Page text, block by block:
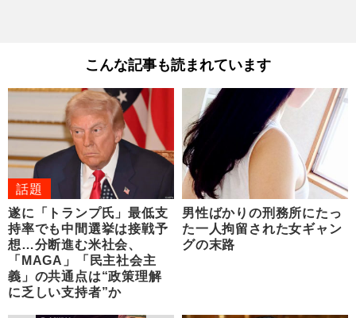
こんな記事も読まれています
話題
遂に「トランプ氏」最低支
持率でも中間選挙は接戦予
想…分断進む米社会、
「MAGA」「民主社会主
義」の共通点は“政策理解
に乏しい支持者”か
男性ばかりの刑務所にたっ
た一人拘留された女ギャン
グの末路